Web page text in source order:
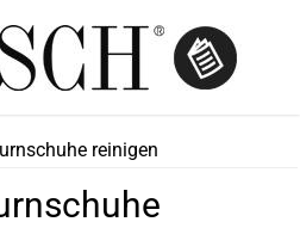
reinigen